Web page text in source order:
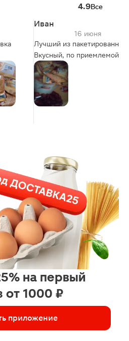
4.9Все
Иван
16 июня
Лучший из пакетированных!
Вкусный, по приемлемой
не вызывающий проблем с
пищеварением (даже если
проблемы от всяких
свежемолотых) и при этом
на первый
от 1000 ₽
приложение